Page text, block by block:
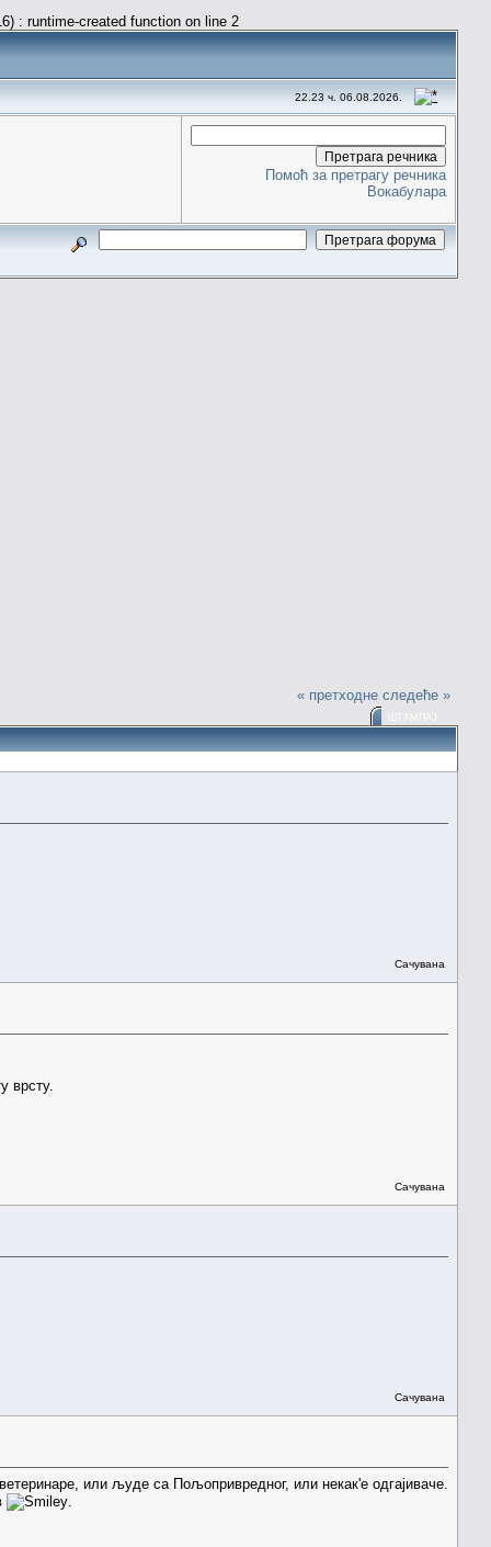
: runtime-created function on line 2
22.23 ч. 06.08.2026.
Помоћ за претрагу речника
Вокабулара
« претходне следеће »
Сачувана
врсту.
Сачувана
Сачувана
или људе са Пољопривредног, или некак'е одгајиваче.